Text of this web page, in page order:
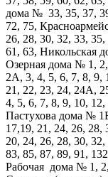
дома № 33, 35, 37,
72, 75,
26, 28, 30, 32, 33,
61, 63, Никольская
Озерная дома № 1,
2А, 3, 4, 5, 6, 7, 8, 9,
21, 22, 23, 24, 24А,
4, 5, 6, 7, 8, 9, 10,
Пастухова дома №
17,19, 21, 24, 26,
20, 24, 26, 28, 30,
83, 85, 87, 89, 91,
Рабочая дома № 1,